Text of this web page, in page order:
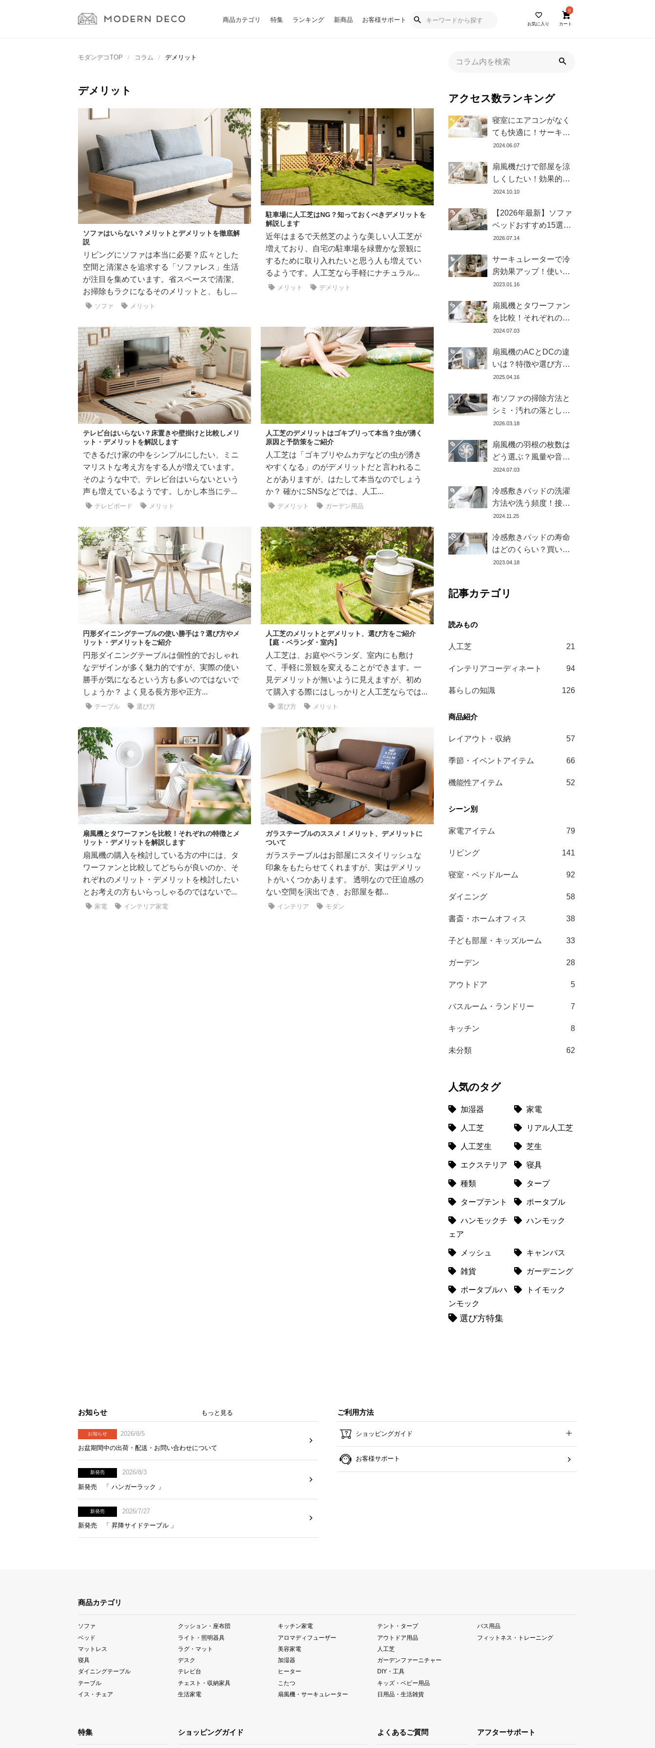
商品カテゴリ 特集 ランキング 新商品 お客様サポート
お気に入り
0
カート
モダンデコTOP コラム デメリット
デメリット
ソファはいらない？メリットとデメリットを徹底解
説
リビングにソファは本当に必要？広々とした
空間と清潔さを追求する「ソファレス」生活
が注目を集めています。省スペースで清潔、
お掃除もラクになるそのメリットと、もし...
ソファ メリット
駐車場に人工芝はNG？知っておくべきデメリットを
解説します
近年はまるで天然芝のような美しい人工芝が
増えており、自宅の駐車場を緑豊かな景観に
するために取り入れたいと思う人も増えてい
るようです。人工芝なら手軽にナチュラル...
メリット デメリット
テレビ台はいらない？床置きや壁掛けと比較しメリ
ット・デメリットを解説します
できるだけ家の中をシンプルにしたい、ミニ
マリストな考え方をする人が増えています。
そのような中で、テレビ台はいらないという
声も増えているようです。しかし本当にテ...
テレビボード メリット
人工芝のデメリットはゴキブリって本当？虫が湧く
原因と予防策をご紹介
人工芝は「ゴキブリやムカデなどの虫が湧き
やすくなる」のがデメリットだと言われるこ
とがありますが、はたして本当なのでしょう
か？ 確かにSNSなどでは、人工...
デメリット ガーデン用品
円形ダイニングテーブルの使い勝手は？選び方やメ
リット・デメリットをご紹介
円形ダイニングテーブルは個性的でおしゃれ
なデザインが多く魅力的ですが、実際の使い
勝手が気になるという方も多いのではないで
しょうか？ よく見る長方形や正方...
テーブル 選び方
人工芝のメリットとデメリット、選び方をご紹介
【庭・ベランダ・室内】
人工芝は、お庭やベランダ、室内にも敷け
て、手軽に景観を変えることができます。一
見デメリットが無いように見えますが、初め
て購入する際にはしっかりと人工芝ならでは...
選び方 メリット
扇風機とタワーファンを比較！それぞれの特徴とメ
リット・デメリットを解説します
扇風機の購入を検討している方の中には、タ
ワーファンと比較してどちらが良いのか、そ
れぞれのメリット・デメリットを検討したい
とお考えの方もいらっしゃるのではないで...
家電 インテリア家電
ガラステーブルのススメ！メリット、デメリットに
ついて
ガラステーブルはお部屋にスタイリッシュな
印象をもたらせてくれますが、実はデメリッ
トがいくつかあります。 透明なので圧迫感の
ない空間を演出でき、お部屋を都...
インテリア モダン
アクセス数ランキング
寝室にエアコンがなく
ても快適に！サーキュ
レーターの効果的な使
2024.06.07
扇風機だけで部屋を涼
しくしたい！効果的な
置き方とおすすめ商品
2024.10.10
【2026年最新】ソファ
ベッドおすすめ15選！
寝心地で失敗しない選
2026.07.14
サーキュレーターで冷
房効果アップ！使い
方・置き場所・風向き
2023.01.16
扇風機とタワーファン
を比較！それぞれの特
徴とメリット・デメリ
2024.07.03
扇風機のACとDCの違
いは？特徴や選び方、
どちらが良いかを徹底
2025.04.16
布ソファの掃除方法と
シミ・汚れの落とし方
を解説【自分ででき
2026.03.18
扇風機の羽根の枚数は
どう選ぶ？風量や音の
違いとおすすめ商品7選
2024.07.03
冷感敷きパッドの洗濯
方法や洗う頻度！接触
冷感の効果を下げない
ます
2024.11.25
冷感敷きパッドの寿命
はどのくらい？買い替
え時を見極める方法と
2023.04.18
記事カテゴリ
人工芝 21
インテリアコーディネート 94
暮らしの知識 126
レイアウト・収納 57
季節・イベントアイテム 66
機能性アイテム 52
家電アイテム 79
リビング 141
寝室・ベッドルーム 92
ダイニング 58
書斎・ホームオフィス 38
子ども部屋・キッズルーム 33
ガーデン 28
アウトドア 5
バスルーム・ランドリー 7
キッチン 8
未分類 62
人気のタグ
加湿器 家電
人工芝 リアル人工芝
人工芝生 芝生
エクステリア 寝具
種類 タープ
タープテント ポータブル
ハンモックチ
ェア
ハンモック
メッシュ キャンバス
雑貨 ガーデニング
ポータブルハ
ンモック
トイモック
選び方特集
お知らせ もっと見る
お知らせ
2026/8/5
お盆期間中の出荷・配送・お問い合わせについて
新発売
2026/8/3
新発売 「 ハンガーラック 」
新発売
2026/7/27
新発売 「 昇降サイドテーブル 」
ご利用方法
ショッピングガイド
お客様サポート
商品カテゴリ
ソファ
ベッド
マットレス
寝具
ダイニングテーブル
テーブル
イス・チェア
クッション・座布団
ライト・照明器具
ラグ・マット
デスク
テレビ台
チェスト・収納家具
生活家電
キッチン家電
アロマディフューザー
美容家電
加湿器
ヒーター
こたつ
扇風機・サーキュレーター
テント・タープ
アウトドア用品
人工芝
ガーデンファーニチャー
DIY・工具
キッズ・ベビー用品
日用品・生活雑貨
バス用品
フィットネス・トレーニング
特集 ショッピングガイド よくあるご質問 アフターサポート